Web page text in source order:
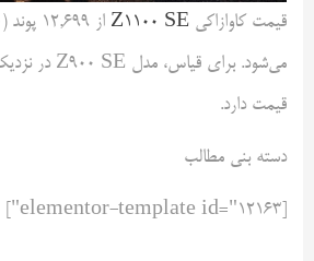
قیمت کاوازاکی Z1100 SE
قیمت دارد.
دسته بنی مطالب